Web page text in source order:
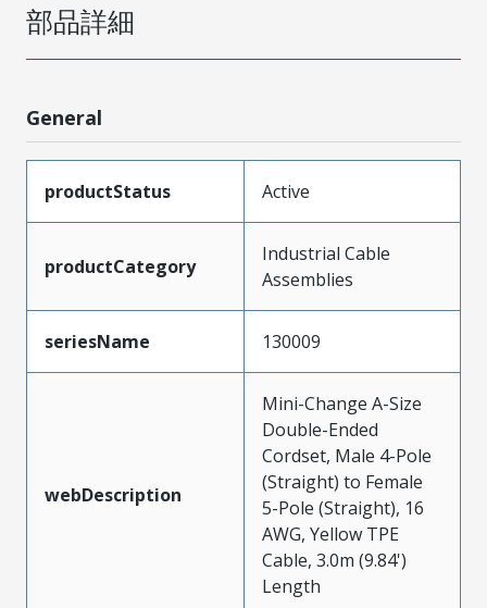
部品詳細
General
productStatus Active
productCategory
Industrial Cable
Assemblies
seriesName 130009
webDescription
Mini-Change A-Size
Double-Ended
Cordset, Male 4-Pole
(Straight) to Female
5-Pole (Straight), 16
AWG, Yellow TPE
Cable, 3.0m (9.84')
Length